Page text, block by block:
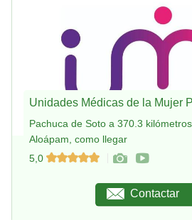
Unidades Médicas de la Mujer
Pachuca de Soto a 370.3
Aloápam, como llegar
5,0
Contactar